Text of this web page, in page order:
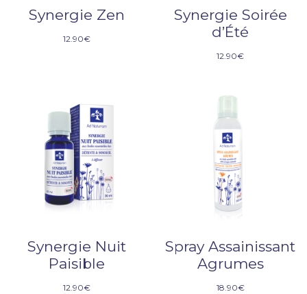
Synergie Zen
12.90€
Synergie Soirée
d’Été
12.90€
Synergie Nuit
Paisible
12.90€
Spray Assainissant
Agrumes
18.90€